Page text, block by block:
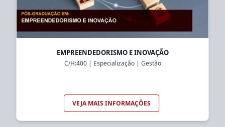
EMPREENDEDORISMO E INOVAÇÃO
C/H:400| Especialização| Gestão
VEJA MAIS INFORMAÇÕES